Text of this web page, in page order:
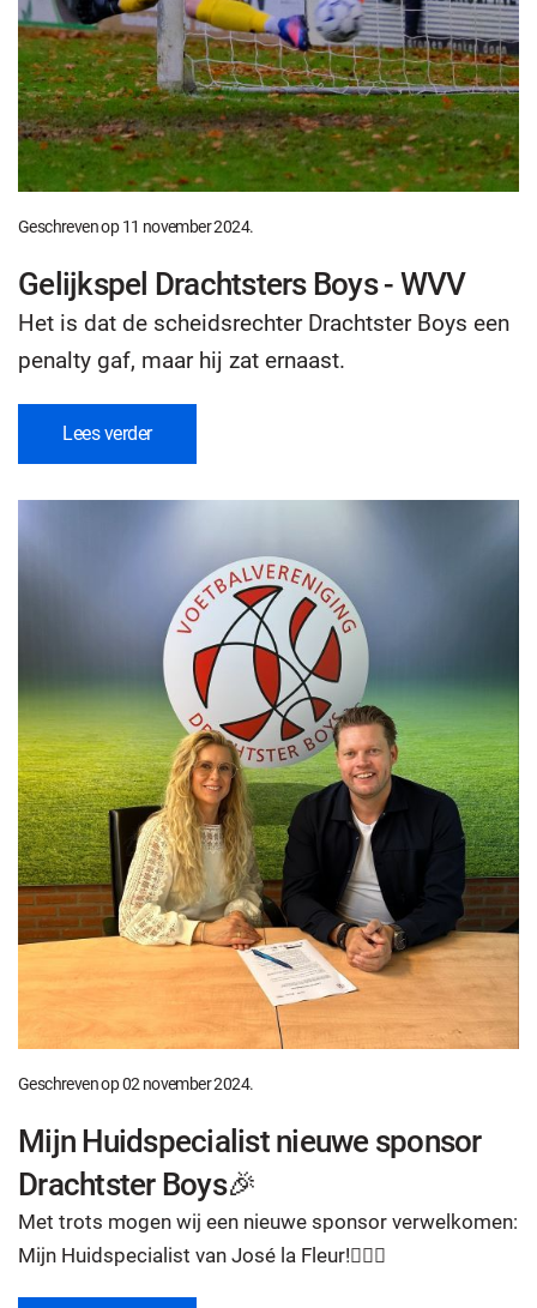
Geschreven op11 november 2024.
Gelijkspel Drachtsters Boys - WVV
Het is dat de scheidsrechter Drachtster Boys een
penalty gaf, maar hij zat ernaast.
Lees verder
Geschreven op02 november 2024.
Mijn Huidspecialist nieuwe sponsor
Drachtster Boys🎉
Met trots mogen wij een nieuwe sponsor verwelkomen:
Mijn Huidspecialist van José la Fleur!💆‍♀️✨